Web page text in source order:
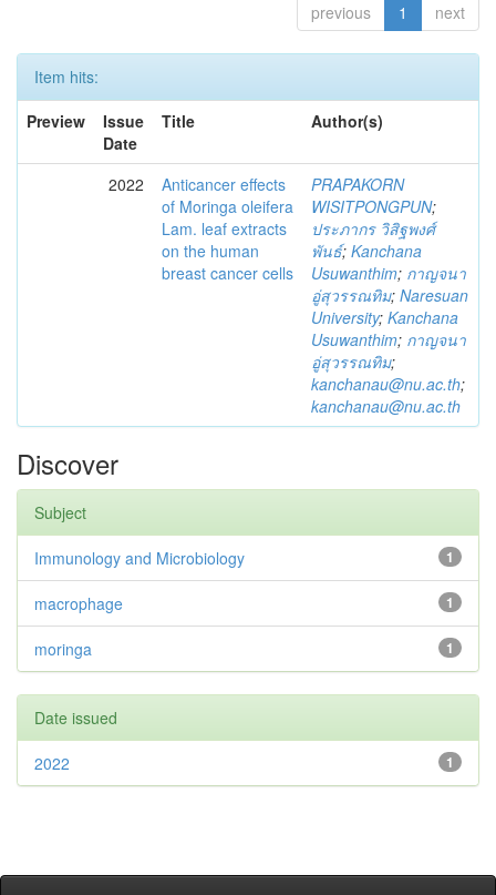
previous 1 next
Item hits:
Preview
Issue
Date
Title Author(s)
2022
Anticancer effects
of Moringa oleifera
Lam. leaf extracts
on the human
breast cancer cells
PRAPAKORN
WISITPONGPUN;
ประภากร วิสิฐพงศ์
พันธ์; Kanchana
Usuwanthim; กาญจนา
อู่สุวรรณทิม; Naresuan
University; Kanchana
Usuwanthim; กาญจนา
อู่สุวรรณทิม;
kanchanau@nu.ac.th;
kanchanau@nu.ac.th
Discover
Subject
1
Immunology and Microbiology
1
macrophage
1
moringa
Date issued
1
2022